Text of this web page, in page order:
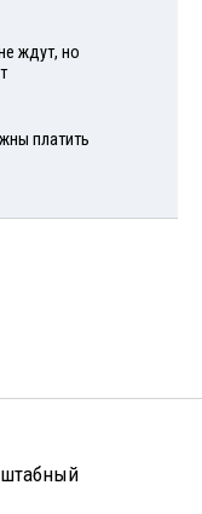
ждут, но
платить